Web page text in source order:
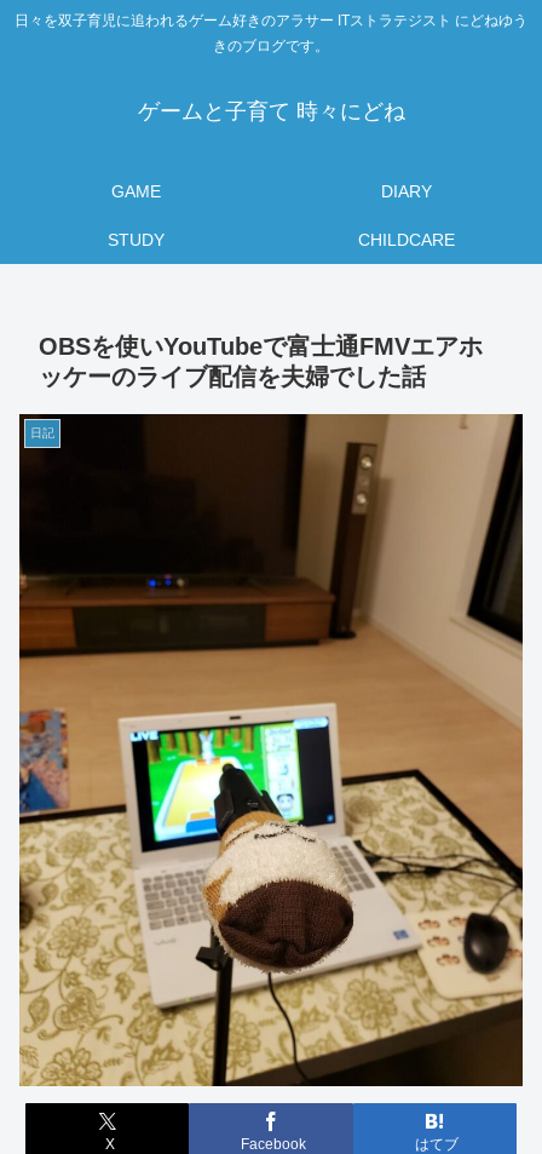
日々を双子育児に追われるゲーム好きのアラサー ITストラテジスト にどねゆう
きのブログです。
ゲームと子育て 時々にどね
GAME DIARY
STUDY CHILDCARE
OBSを使いYouTubeで富士通FMVエアホ
ッケーのライブ配信を夫婦でした話
日記
X Facebook はてブ